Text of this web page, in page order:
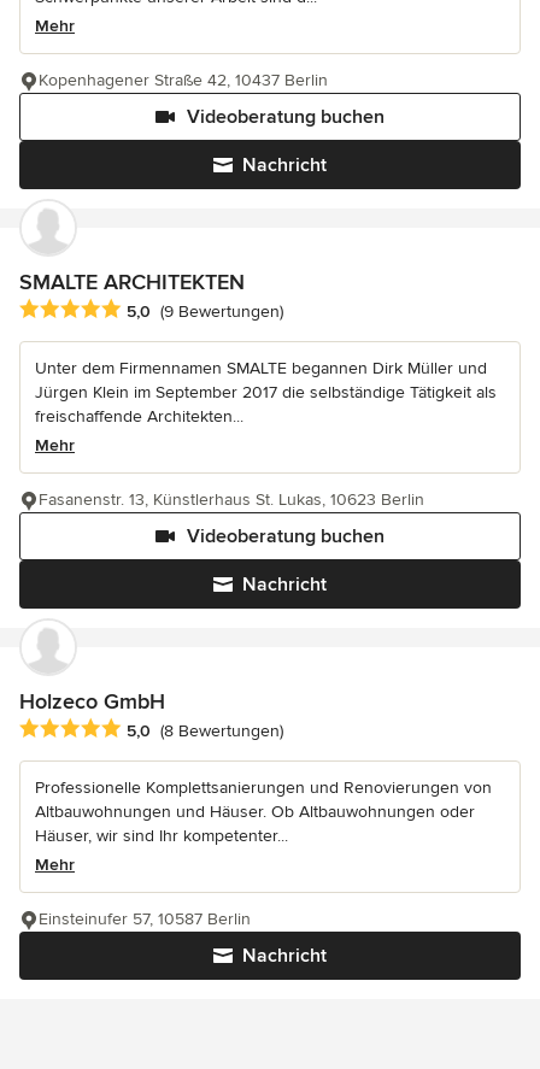
Mehr
Nachricht
Videoberatung buchen
Kopenhagener Straße 42, 10437 Berlin
SMALTE ARCHITEKTEN
Durchschnittliche Bewertung: 5 von 5 Sternen
5,0 (9 Bewertungen)
Unter dem Firmennamen SMALTE begannen Dirk Müller und
Jürgen Klein im September 2017 die selbständige Tätigkeit als
freischaffende Architekten...
Mehr
Nachricht
Videoberatung buchen
Fasanenstr. 13, Künstlerhaus St. Lukas, 10623 Berlin
Holzeco GmbH
Durchschnittliche Bewertung: 5 von 5 Sternen
5,0 (8 Bewertungen)
Professionelle Komplettsanierungen und Renovierungen von
Altbauwohnungen und Häuser. Ob Altbauwohnungen oder
Häuser, wir sind Ihr kompetenter...
Mehr
Nachricht
Einsteinufer 57, 10587 Berlin